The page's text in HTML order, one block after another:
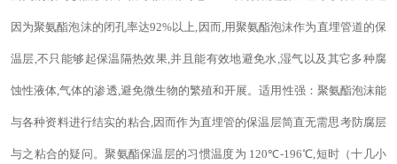
因为聚氨酯泡沫的闭孔率达92%以上, 因而,用聚氨酯泡沫作为直埋管道的保
温层,不只能够起保温隔热效果,并且能有效地避免水,湿气以及其它多种腐
蚀性液体,气体的渗透,避免微生物的繁殖和开展。适用性强：聚氨酯泡沫能
与各种资料进行结实的粘合,因而作为直埋管的保温层简直无需思考防腐层
与之粘合的疑问。聚氨酯保温层的习惯温度为 120℃-196℃,短时（十几小